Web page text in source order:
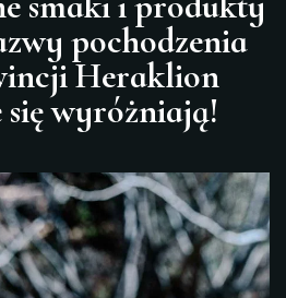
pochodzenia
Heraklion
wyróżniają!